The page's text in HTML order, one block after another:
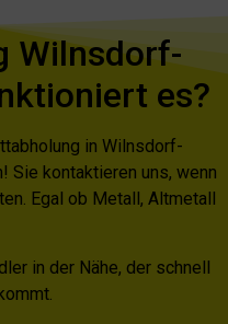
Wilnsdorf-
es?
in Wilnsdorf-
Sie kontaktieren uns, wenn
Egal ob Metall, Altmetall
in der Nähe, der schnell